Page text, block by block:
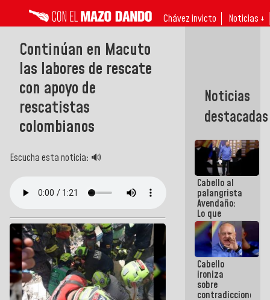
Chávez invicto Noticias ↓
Continúan en Macuto
las labores de rescate
con apoyo de
rescatistas
colombianos
Escucha esta noticia: 🔊
Noticias
destacadas
Cabello al
palangrista
Avendaño:
Lo que
vayas a
escribir
hazlo hoy
por que no
sabemos si
la semana
que viene
hay
Cabello
ironiza
sobre
contradicciones